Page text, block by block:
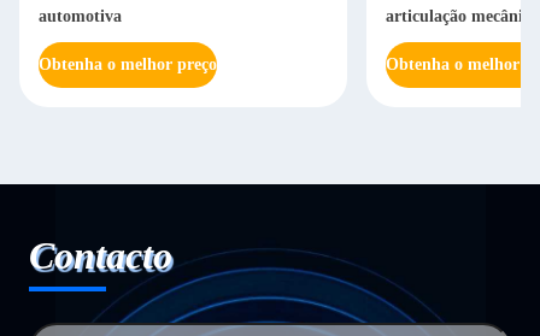
automotiva
Obtenha o melhor preço
articulação
Obtenha o melhor
Contacto